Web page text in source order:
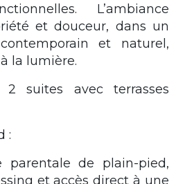
L’ambiance
et douceur, dans un
et naturel,
la lumière.
suites avec terrasses
:
parentale de plain-pied,
et accès direct à une